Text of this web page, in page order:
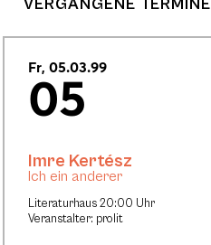
VERGANGENE TERMINE
Fr, 05.03.99
05
Literaturhaus 20:00 Uhr
Veranstalter: prolit
Imre Kertész
Ich ein anderer